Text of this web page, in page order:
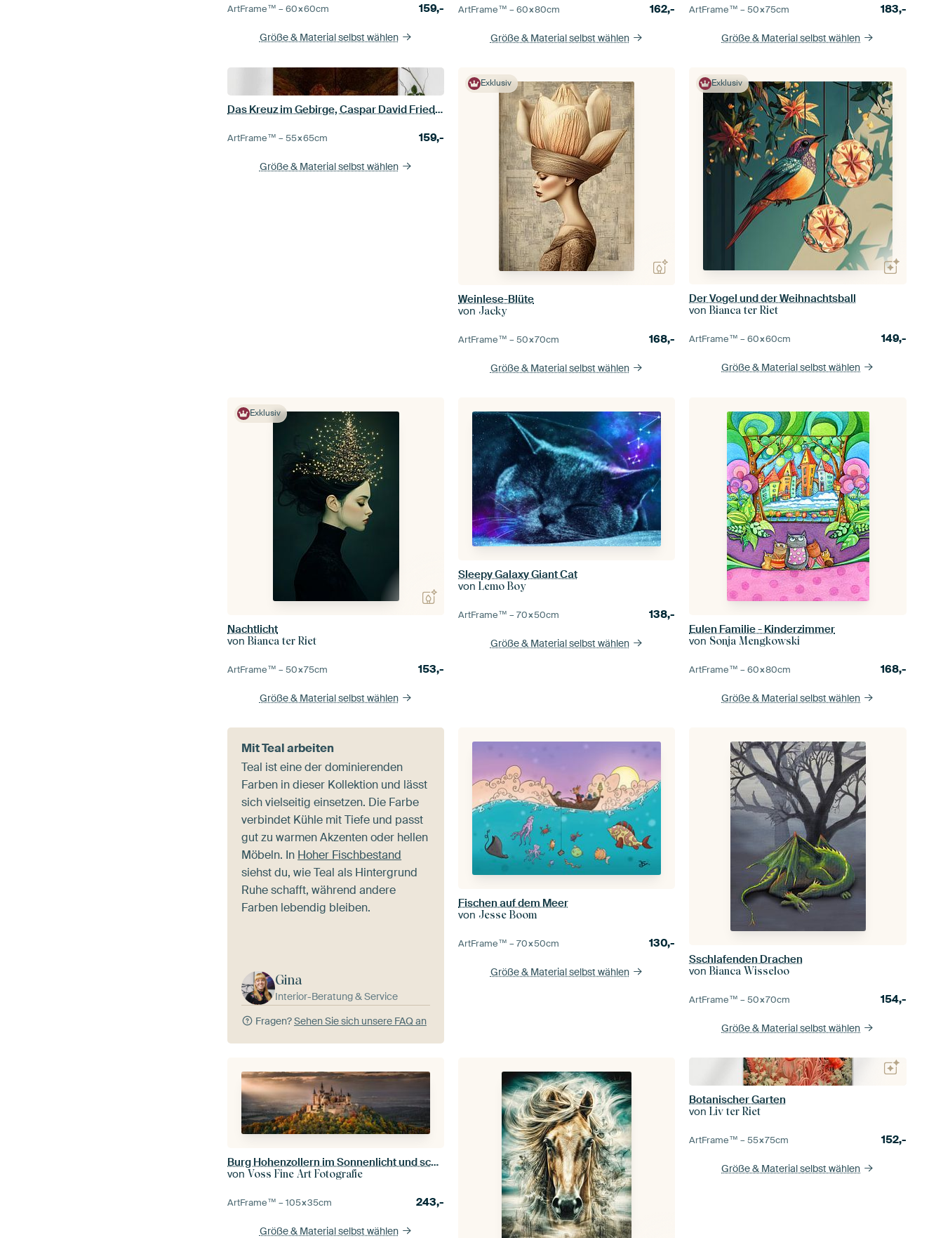
ArtFrame™ –60×60cm 159,-
Größe & Material selbst wählen
ArtFrame™ –60×80cm 162,-
Größe & Material selbst wählen
ArtFrame™ –50×75cm 183,-
Größe & Material selbst wählen
Das Kreuz im Gebirge, Caspar David Friedrich
ArtFrame™ –55×65cm 159,-
Größe & Material selbst wählen
Exklusiv
Weinlese-Blüte
von Jacky
ArtFrame™ –50×70cm 168,-
Größe & Material selbst wählen
Exklusiv
Der Vogel und der Weihnachtsball
vonBianca ter Riet
ArtFrame™ –60×60cm 149,-
Größe & Material selbst wählen
Exklusiv
Nachtlicht
vonBianca ter Riet
ArtFrame™ –50×75cm 153,-
Größe & Material selbst wählen
Sleepy Galaxy Giant Cat
vonLemo Boy
ArtFrame™ –70×50cm 138,-
Größe & Material selbst wählen
Eulen Familie - Kinderzimmer
von Sonja Mengkowski
ArtFrame™ –60×80cm 168,-
Größe & Material selbst wählen
Mit Teal arbeiten
Teal ist eine der dominierenden
Farben in dieser Kollektion und lässt
sich vielseitig einsetzen. Die Farbe
verbindet Kühle mit Tiefe und passt
gut zu warmen Akzenten oder hellen
Möbeln. In Hoher Fischbestand
siehst du, wie Teal als Hintergrund
Ruhe schafft, während andere
Farben lebendig bleiben.
Gina
Interior-Beratung & Service
Fragen?Sehen Sie sich unsere FAQ an
Fischen auf dem Meer
von Jesse Boom
ArtFrame™ –70×50cm 130,-
Größe & Material selbst wählen
Sschlafenden Drachen
vonBianca Wisseloo
ArtFrame™ –50×70cm 154,-
Größe & Material selbst wählen
Burg Hohenzollern im Sonnenlicht und schönen Herbstfarben
vonVoss Fine Art Fotografie
ArtFrame™ –105×35cm 243,-
Größe & Material selbst wählen
Botanischer Garten
vonLiv ter Riet
ArtFrame™ –55×75cm 152,-
Größe & Material selbst wählen